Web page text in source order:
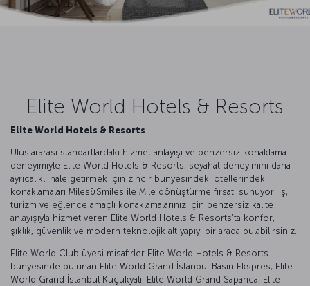
Elite World Hotels & Resorts
Elite World Hotels & Resorts
Uluslararası standartlardaki hizmet anlayışı ve benzersiz konaklama
deneyimiyle Elite World Hotels & Resorts, seyahat deneyimini daha
ayrıcalıklı hale getirmek için zincir bünyesindeki otellerindeki
konaklamaları Miles&Smiles ile Mile dönüştürme fırsatı sunuyor. İş,
turizm ve eğlence amaçlı konaklamalarınız için benzersiz kalite
anlayışıyla hizmet veren Elite World Hotels & Resorts’ta konfor,
şıklık, güvenlik ve modern teknolojik alt yapıyı bir arada bulabilirsiniz.
Elite World Club üyesi misafirler Elite World Hotels & Resorts
bünyesinde bulunan Elite World Grand İstanbul Basın Ekspres, Elite
World Grand İstanbul Küçükyalı, Elite World Grand Sapanca, Elite